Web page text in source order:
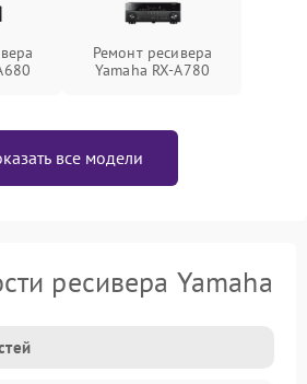
Ремонт ресивера
Yamaha RX-A780
все модели
ресивера Yamaha